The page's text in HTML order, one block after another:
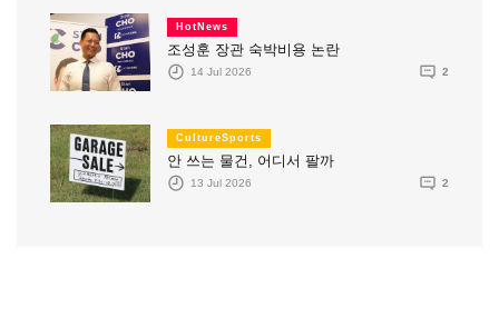
HotNews
조성훈 장관 숙박비용 논란
14 Jul 2026 2
CultureSports
안 쓰는 물건, 어디서 팔까
13 Jul 2026 2